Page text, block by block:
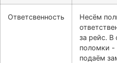
Ответсвенность
Несём
за рейс. В
поломки -
подаём